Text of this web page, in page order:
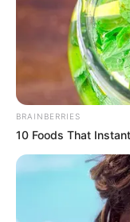
BRAINBERRIES
10 Foods That